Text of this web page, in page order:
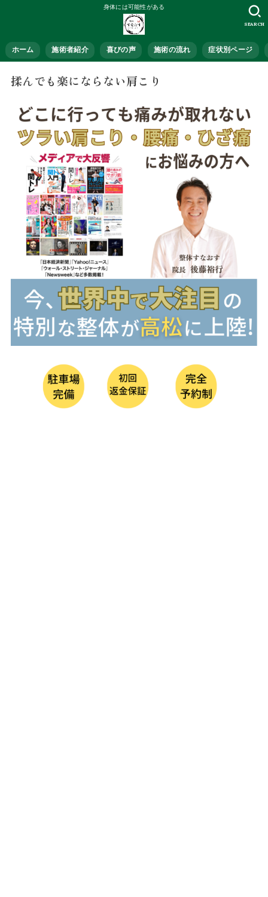
身体には可能性がある
ホーム 施術者紹介 喜びの声 施術の流れ 症状別ページ
SEARCH
揉んでも楽にならない肩こり